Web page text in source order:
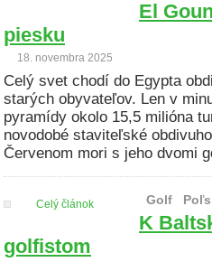
El
piesku
18. novembra 2025
Celý svet chodí do Egypta
starých obyvateľov. Len v
pyramídy okolo 15,5 milióna
novodobé staviteľské
Červenom mori s jeho dvomi
Celý článok Golf
K
golfistom